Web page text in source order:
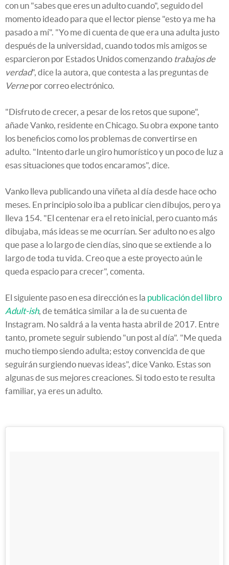
con un "sabes que eres un adulto cuando", seguido del
momento ideado para que el lector piense "esto ya me ha
pasado a mí". "Yo me di cuenta de que era una adulta justo
después de la universidad, cuando todos mis amigos se
esparcieron por Estados Unidos comenzando trabajos de
verdad", dice la autora, que contesta a las preguntas de
Vernepor correo electrónico.
"Disfruto de crecer, a pesar de los retos que supone",
añade Vanko, residente en Chicago. Su obra expone tanto
los beneficios como los problemas de convertirse en
adulto. "Intento darle un giro humorístico y un poco de luz a
esas situaciones que todos encaramos", dice.
Vanko lleva publicando una viñeta al día desde hace ocho
meses. En principio solo iba a publicar cien dibujos, pero ya
lleva 154. "El centenar era el reto inicial, pero cuanto más
dibujaba, más ideas se me ocurrían. Ser adulto no es algo
que pase a lo largo de cien días, sino que se extiende a lo
largo de toda tu vida. Creo que a este proyecto aún le
queda espacio para crecer", comenta.
El siguiente paso en esa dirección es la publicación del libro
Adult-ish, de temática similar a la de su cuenta de
Instagram. No saldrá a la venta hasta abril de 2017. Entre
tanto, promete seguir subiendo "un post al día". "Me queda
mucho tiempo siendo adulta; estoy convencida de que
seguirán surgiendo nuevas ideas", dice Vanko. Estas son
algunas de sus mejores creaciones. Si todo esto te resulta
familiar, ya eres un adulto.